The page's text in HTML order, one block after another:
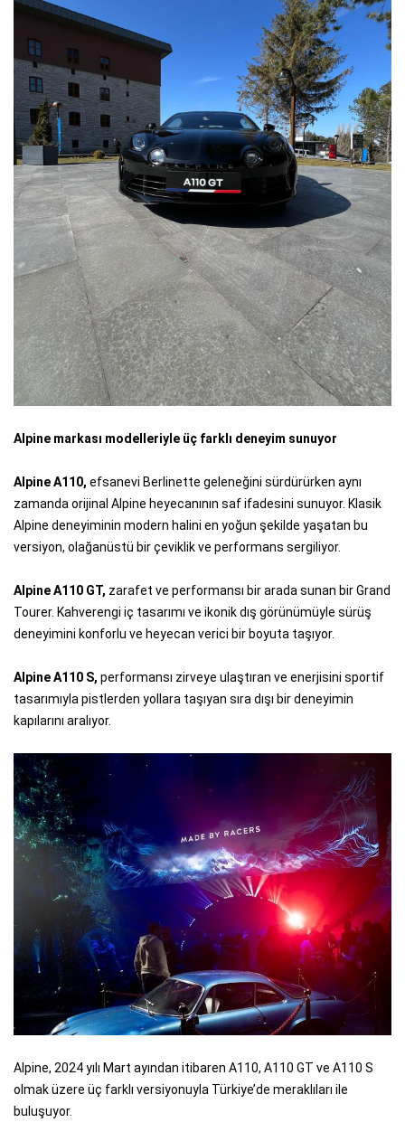
Alpine markası modelleriyle üç farklı deneyim sunuyor
Alpine A110, efsanevi Berlinette geleneğini sürdürürken aynı
zamanda orijinal Alpine heyecanının saf ifadesini sunuyor. Klasik
Alpine deneyiminin modern halini en yoğun şekilde yaşatan bu
versiyon, olağanüstü bir çeviklik ve performans sergiliyor.
Alpine A110 GT, zarafet ve performansı bir arada sunan bir Grand
Tourer. Kahverengi iç tasarımı ve ikonik dış görünümüyle sürüş
deneyimini konforlu ve heyecan verici bir boyuta taşıyor.
Alpine A110 S, performansı zirveye ulaştıran ve enerjisini sportif
tasarımıyla pistlerden yollara taşıyan sıra dışı bir deneyimin
kapılarını aralıyor.
Alpine, 2024 yılı Mart ayından itibaren A110, A110 GT ve A110 S
olmak üzere üç farklı versiyonuyla Türkiye’de meraklıları ile
buluşuyor.